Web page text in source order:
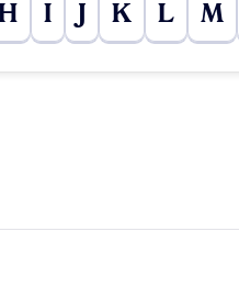
I K L M